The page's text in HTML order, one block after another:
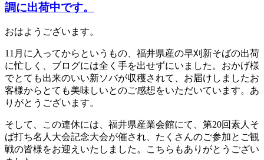
調に出荷中です。
おはようございます。
11月に入ってからというもの、福井県産の早刈新そばの出荷
に忙しく、ブログには全く手を出せずにいました。おかげ様
でとても出来のいい新ソバが収穫されて、お届けしましたお
客様からとても美味しいとのご感想をいただいています。あ
りがとうございます。
そして、この連休には、福井県産業会館にて、第20回素人そ
ば打ち名人大会記念大会が催され、たくさんのご参加とご観
戦の皆様をお迎えいたしました。こちらもありがとうござい